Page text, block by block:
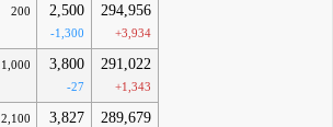
200 2,500
-1,300
294,956
+3,934
1,000 3,800
-27
291,022
+1,343
2,100 3,827 289,679